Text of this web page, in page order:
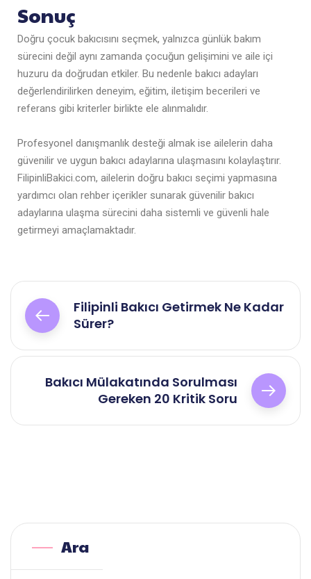
Sonuç
Doğru çocuk bakıcısını seçmek, yalnızca günlük bakım
sürecini değil aynı zamanda çocuğun gelişimini ve aile içi
huzuru da doğrudan etkiler. Bu nedenle bakıcı adayları
değerlendirilirken deneyim, eğitim, iletişim becerileri ve
referans gibi kriterler birlikte ele alınmalıdır.
Profesyonel danışmanlık desteği almak ise ailelerin daha
güvenilir ve uygun bakıcı adaylarına ulaşmasını kolaylaştırır.
FilipinliBakici.com, ailelerin doğru bakıcı seçimi yapmasına
yardımcı olan rehber içerikler sunarak güvenilir bakıcı
adaylarına ulaşma sürecini daha sistemli ve güvenli hale
getirmeyi amaçlamaktadır.
Filipinli Bakıcı Getirmek Ne Kadar
Sürer?
Bakıcı Mülakatında Sorulması
Gereken 20 Kritik Soru
Ara